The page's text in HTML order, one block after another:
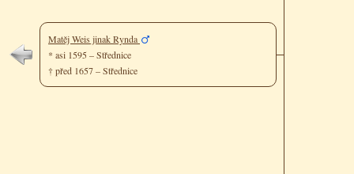
Matěj Weis jinak Rynda
* asi 1595 – Střednice
† před 1657 – Střednice